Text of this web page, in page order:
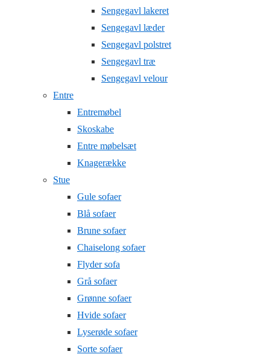
Sengegavl lakeret
Sengegavl læder
Sengegavl polstret
Sengegavl træ
Sengegavl velour
Entre
Entremøbel
Skoskabe
Entre møbelsæt
Knagerække
Stue
Gule sofaer
Blå sofaer
Brune sofaer
Chaiselong sofaer
Flyder sofa
Grå sofaer
Grønne sofaer
Hvide sofaer
Lyserøde sofaer
Sorte sofaer